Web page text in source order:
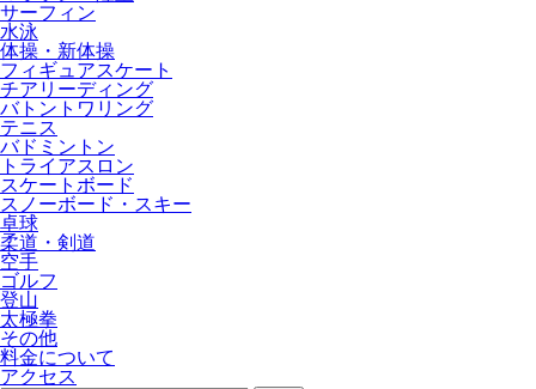
サーフィン
水泳
体操・新体操
フィギュアスケート
チアリーディング
バトントワリング
テニス
バドミントン
トライアスロン
スケートボード
スノーボード・スキー
卓球
柔道・剣道
空手
ゴルフ
登山
太極拳
その他
料金について
アクセス